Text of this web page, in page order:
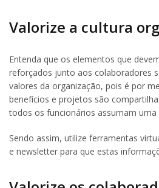
Valorize a cultura
Entenda que os elementos que
reforçados junto aos colaboradores
valores da organização, pois é por
benefícios e projetos são
todos os funcionários assumam uma
Sendo assim, utilize ferramentas
e newsletter para que estas